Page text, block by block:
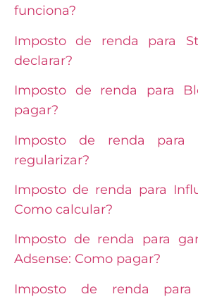
funciona?
Imposto de renda para
declarar?
Imposto de renda para
pagar?
Imposto de renda para
regularizar?
Imposto de renda para
Como calcular?
Imposto de renda para
Adsense: Como pagar?
Imposto de renda para